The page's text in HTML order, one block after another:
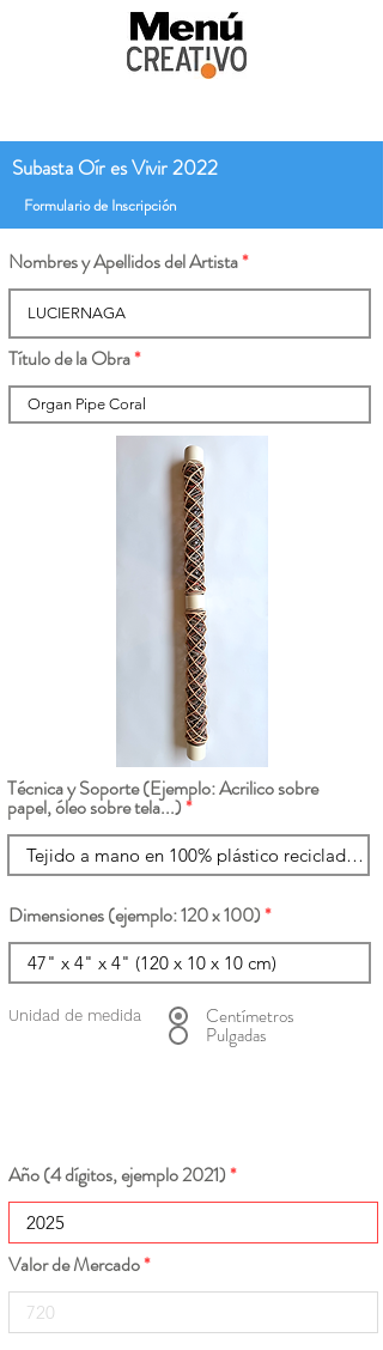
Subasta Oír es Vivir 2022
Formulario de Inscripción
Nombres y Apellidos del Artista
Título de la Obra
Técnica y Soporte (Ejemplo: Acrilico sobre
papel, óleo sobre tela...)
Dimensiones (ejemplo: 120 x 100)
Unidad de medida Centímetros
Pulgadas
Año (4 dígitos, ejemplo 2021)
Valor de Mercado